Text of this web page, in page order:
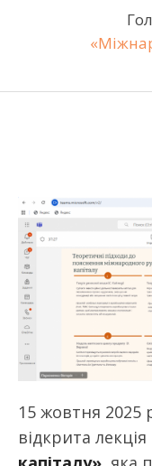
15 жовтня 2025
відкрита